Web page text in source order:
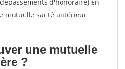
d'honoraire) en
mutuelle santé antérieur
une mutuelle
?